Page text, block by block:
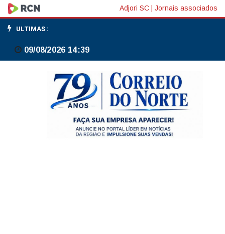
Suíça
bate
Colômbia
pênaltis
Adjori SC Jornais associados
ULTIMAS :
09/08/2026 14:39